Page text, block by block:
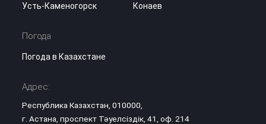
Усть-Каменогорск
Конаев
Погода
Погода в Казахстане
Адрес:
Республика Казахстан, 010000,
г. Астана, проспект Тәуелсіздік, 41, оф. 214